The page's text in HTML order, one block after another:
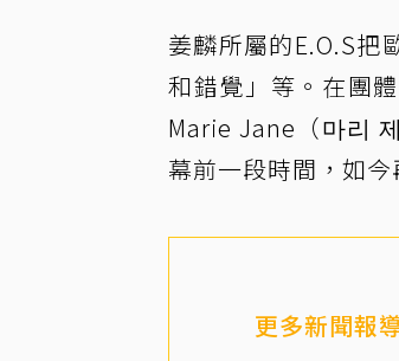
姜麟所屬的E.O.S把
和錯覺」等。在團
Marie Jane（마리
幕前一段時間，如
更多新聞報